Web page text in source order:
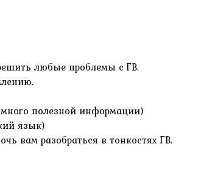
любые проблемы с ГВ.
полезной информации)
язык)
вам разобраться в тонкостях ГВ.